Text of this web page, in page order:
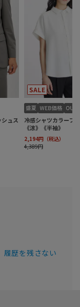
履歴を残さない